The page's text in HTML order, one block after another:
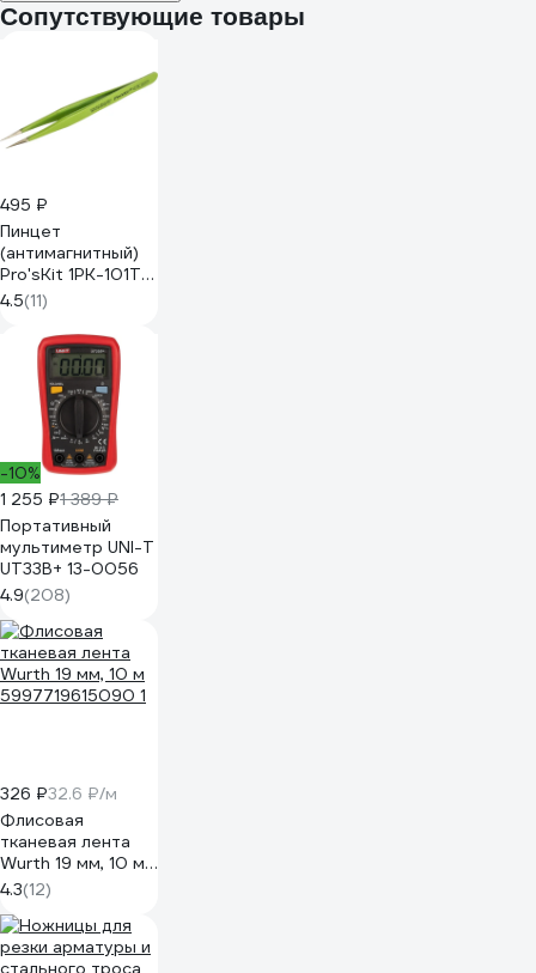
Сопутствующие товары
495 ₽
Пинцет
(антимагнитный)
Pro'sKit 1PK-101T
00072643
4.5(11)
-10%
1 255 ₽1 389 ₽
Портативный
мультиметр UNI-T
UT33B+ 13-0056
4.9(208)
326 ₽32.6 ₽/м
Флисовая
тканевая лента
Wurth 19 мм, 10 м
5997719615090 1
4.3(12)